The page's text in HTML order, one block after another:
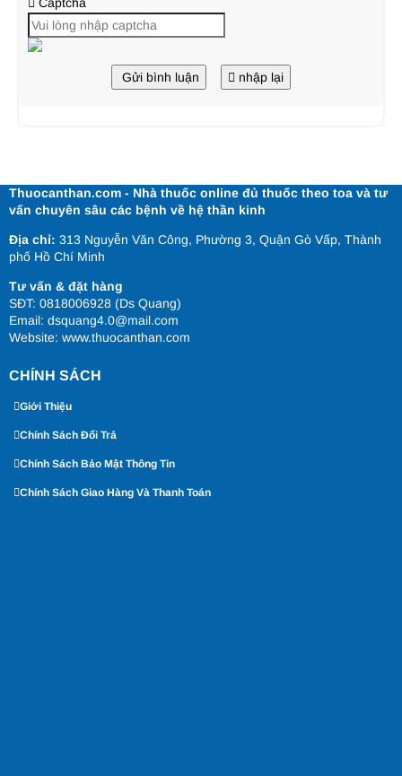
Captcha
Gửi bình luận nhập lại
Thuocanthan.com - Nhà thuốc online đủ thuốc theo toa và tư
vấn chuyên sâu các bệnh về hệ thần kinh
Địa chỉ: 313 Nguyễn Văn Công, Phường 3, Quận Gò Vấp, Thành
phố Hồ Chí Minh
Tư vấn & đặt hàng
SĐT: 0818006928 (Ds Quang)
Email: dsquang4.0@mail.com
Website: www.thuocanthan.com
CHÍNH SÁCH
Giới Thiệu
Chính Sách Đổi Trả
Chính Sách Bảo Mật Thông Tin
Chính Sách Giao Hàng Và Thanh Toán